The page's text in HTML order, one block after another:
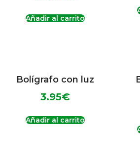
Añadir al carrito
Bolígrafo con luz
3.95€
Añadir al carrito